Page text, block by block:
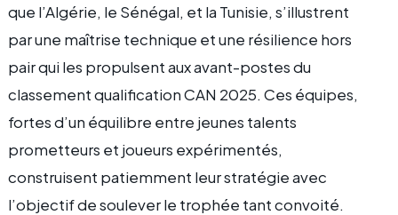
que l’Algérie, le Sénégal, et la Tunisie, s’illustrent
par une maîtrise technique et une résilience hors
pair qui les propulsent aux avant-postes du
classement qualification CAN 2025. Ces équipes,
fortes d’un équilibre entre jeunes talents
prometteurs et joueurs expérimentés,
construisent patiemment leur stratégie avec
l’objectif de soulever le trophée tant convoité.